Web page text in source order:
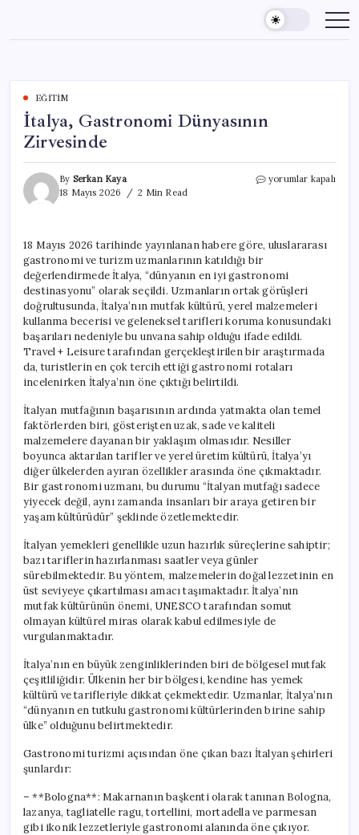
content
EĞITIM
İtalya, Gastronomi Dünyasının
Zirvesinde
By Serkan Kaya
18 Mayıs 2026
2 Min Read
İtalya,
yorumlar kapalı
18 Mayıs 2026 tarihinde yayınlanan habere göre, uluslararası
gastronomi ve turizm uzmanlarının katıldığı bir
değerlendirmede İtalya, “dünyanın en iyi gastronomi
destinasyonu” olarak seçildi. Uzmanların ortak görüşleri
doğrultusunda, İtalya’nın mutfak kültürü, yerel malzemeleri
kullanma becerisi ve geleneksel tarifleri koruma konusundaki
başarıları nedeniyle bu unvana sahip olduğu ifade edildi.
Travel + Leisure tarafından gerçekleştirilen bir araştırmada
da, turistlerin en çok tercih ettiği gastronomi rotaları
incelenirken İtalya’nın öne çıktığı belirtildi.
İtalyan mutfağının başarısının ardında yatmakta olan temel
faktörlerden biri, gösterişten uzak, sade ve kaliteli
malzemelere dayanan bir yaklaşım olmasıdır. Nesiller
boyunca aktarılan tarifler ve yerel üretim kültürü, İtalya’yı
diğer ülkelerden ayıran özellikler arasında öne çıkmaktadır.
Bir gastronomi uzmanı, bu durumu “İtalyan mutfağı sadece
yiyecek değil, aynı zamanda insanları bir araya getiren bir
yaşam kültürüdür” şeklinde özetlemektedir.
İtalyan yemekleri genellikle uzun hazırlık süreçlerine sahiptir;
bazı tariflerin hazırlanması saatler veya günler
sürebilmektedir. Bu yöntem, malzemelerin doğal lezzetinin en
üst seviyeye çıkartılması amacı taşımaktadır. İtalya’nın
mutfak kültürünün önemi, UNESCO tarafından somut
olmayan kültürel miras olarak kabul edilmesiyle de
vurgulanmaktadır.
İtalya’nın en büyük zenginliklerinden biri de bölgesel mutfak
çeşitliliğidir. Ülkenin her bir bölgesi, kendine has yemek
kültürü ve tarifleriyle dikkat çekmektedir. Uzmanlar, İtalya’nın
“dünyanın en tutkulu gastronomi kültürlerinden birine sahip
ülke” olduğunu belirtmektedir.
Gastronomi turizmi açısından öne çıkan bazı İtalyan şehirleri
şunlardır:
– **Bologna**: Makarnanın başkenti olarak tanınan Bologna,
lazanya, tagliatelle ragu, tortellini, mortadella ve parmesan
gibi ikonik lezzetleriyle gastronomi alanında öne çıkıyor.